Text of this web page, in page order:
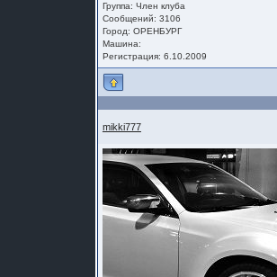
Группа: Член клуба
Сообщений: 3106
Город: ОРЕНБУРГ
Машина:
Регистрация: 6.10.2009
mikki777